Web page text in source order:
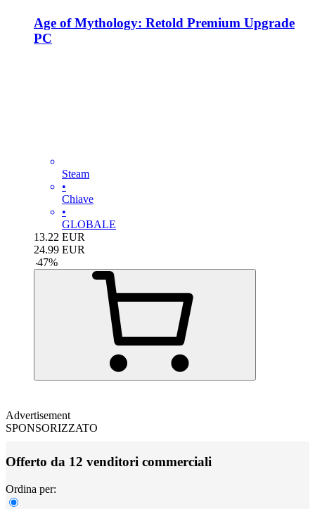
Age of Mythology: Retold Premium Upgrade
PC
Steam
•
Chiave
•
GLOBALE
13.22 EUR
24.99 EUR
-47%
Advertisement
SPONSORIZZATO
Offerto da 12 venditori commerciali
Ordina per: